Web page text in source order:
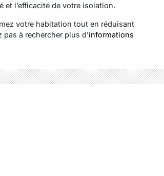
l’efficacité de votre isolation.
votre habitation tout en réduisant
à rechercher plus d’informations